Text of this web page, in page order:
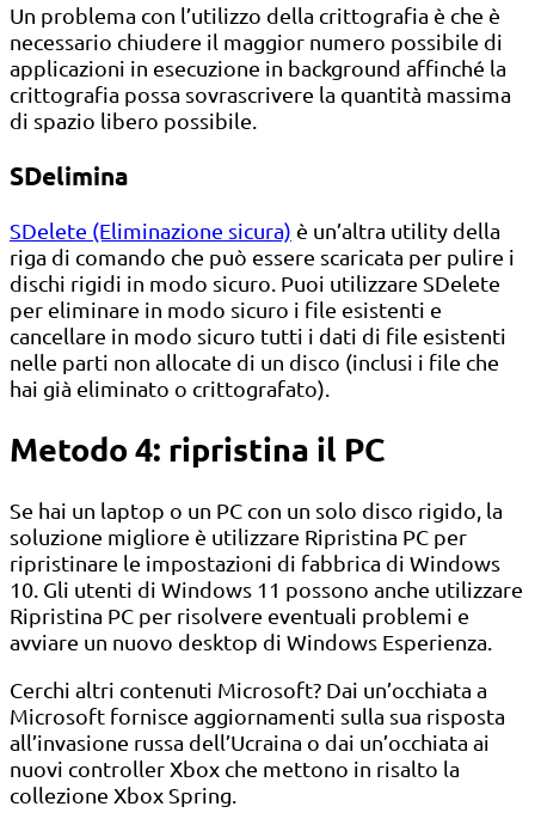
Un problema con l’utilizzo della crittografia è che è
necessario chiudere il maggior numero possibile di
applicazioni in esecuzione in background affinché la
crittografia possa sovrascrivere la quantità massima
di spazio libero possibile.
SDelimina
SDelete (Eliminazione sicura) è un’altra utility della
riga di comando che può essere scaricata per pulire i
dischi rigidi in modo sicuro. Puoi utilizzare SDelete
per eliminare in modo sicuro i file esistenti e
cancellare in modo sicuro tutti i dati di file esistenti
nelle parti non allocate di un disco (inclusi i file che
hai già eliminato o crittografato).
Metodo 4: ripristina il PC
Se hai un laptop o un PC con un solo disco rigido, la
soluzione migliore è utilizzare Ripristina PC per
ripristinare le impostazioni di fabbrica di Windows
10. Gli utenti di Windows 11 possono anche utilizzare
Ripristina PC per risolvere eventuali problemi e
avviare un nuovo desktop di Windows Esperienza.
Cerchi altri contenuti Microsoft? Dai un’occhiata a
Microsoft fornisce aggiornamenti sulla sua risposta
all’invasione russa dell’Ucraina o dai un’occhiata ai
nuovi controller Xbox che mettono in risalto la
collezione Xbox Spring.